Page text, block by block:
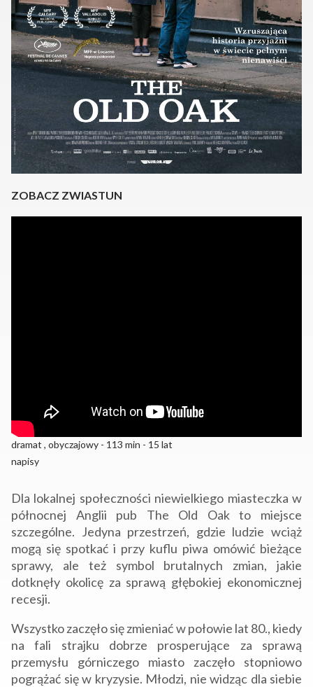
ZOBACZ ZWIASTUN
dramat , obyczajowy - 113 min - 15 lat
napisy
Dla lokalnej społeczności niewielkiego miasteczka w
północnej Anglii pub The Old Oak to miejsce
szczególne. Jedyna przestrzeń, gdzie ludzie wciąż
mogą się spotkać i przy kuflu piwa omówić bieżące
sprawy, ale też symbol brutalnych zmian, jakie
dotknęły okolicę za sprawą głębokiej ekonomicznej
recesji.
Wszystko zaczęło się zmieniać w połowie lat 80., kiedy
na fali strajku dobrze prosperujące za sprawą
przemysłu górniczego miasto zaczęło stopniowo
pogrążać się w kryzysie. Młodzi, nie widząc dla siebie